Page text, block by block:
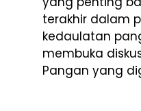
terakhir dalam
kedaulatan
membuka
Pangan yang